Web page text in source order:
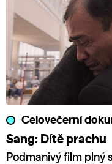
Celovečerní
Sang: Dítě prachu
Podmanivý film plný